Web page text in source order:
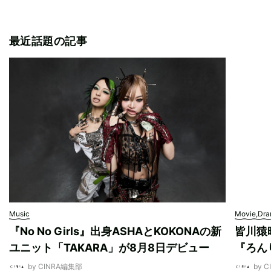
最近話題の記事
Music
『No No Girls』出身ASHAとKOKONAの新
ユニット「TAKARA」が8月8日デビュー
by CINRA編集部
皆川猿
『ろ
by